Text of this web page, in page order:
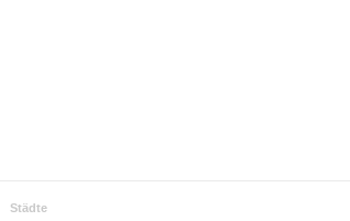
Städte